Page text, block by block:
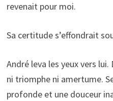
revenait pour moi.
Sa certitude s’effondrait
André leva les yeux vers
ni triomphe ni amertume.
profonde et une douceur